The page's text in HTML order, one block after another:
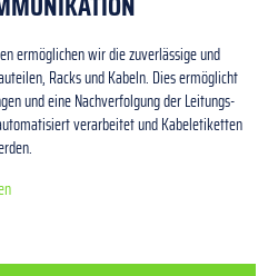
ermöglichen wir die zuverlässige und
Racks und Kabeln. Dies ermöglicht
und eine Nachverfolgung der Leitungs-
verarbeitet und Kabeletiketten